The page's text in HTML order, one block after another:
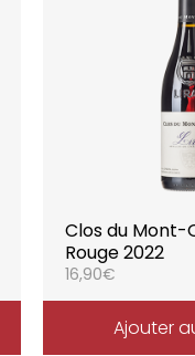
Clos du Mont-
Rouge 2022
16,90€
Ajouter